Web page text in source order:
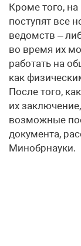
Кроме того, на
поступят все
ведомств –
во время их
работать на
как
После того,
их
возможные
документа,
Минобрнауки.